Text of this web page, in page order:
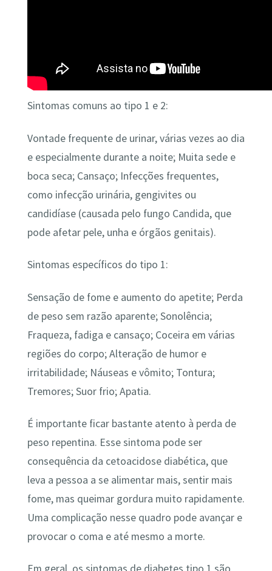
Sintomas comuns ao tipo 1 e 2:
Vontade frequente de urinar, várias vezes ao dia
e especialmente durante a noite; Muita sede e
boca seca; Cansaço; Infecções frequentes,
como infecção urinária, gengivites ou
candidíase (causada pelo fungo Candida, que
pode afetar pele, unha e órgãos genitais).
Sintomas específicos do tipo 1:
Sensação de fome e aumento do apetite; Perda
de peso sem razão aparente; Sonolência;
Fraqueza, fadiga e cansaço; Coceira em várias
regiões do corpo; Alteração de humor e
irritabilidade; Náuseas e vômito; Tontura;
Tremores; Suor frio; Apatia.
É importante ficar bastante atento à perda de
peso repentina. Esse sintoma pode ser
consequência da cetoacidose diabética, que
leva a pessoa a se alimentar mais, sentir mais
fome, mas queimar gordura muito rapidamente.
Uma complicação nesse quadro pode avançar e
provocar o coma e até mesmo a morte.